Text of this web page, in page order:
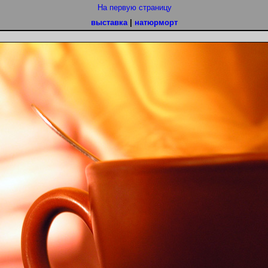
На первую страницу
выставка| натюрморт